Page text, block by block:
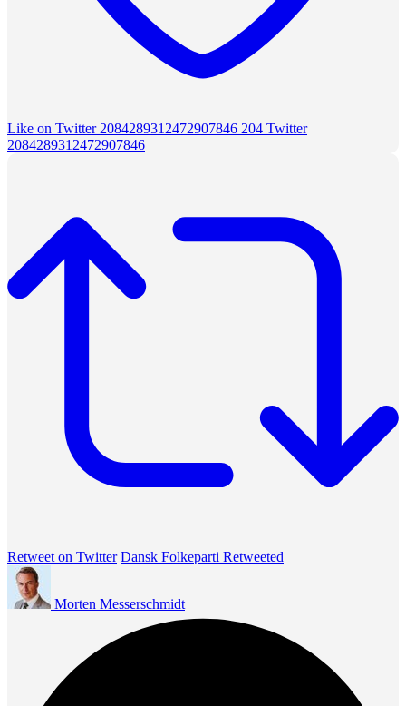
Like on Twitter 2084289312472907846 204 Twitter
2084289312472907846
Retweet on Twitter Dansk Folkeparti Retweeted
Morten Messerschmidt